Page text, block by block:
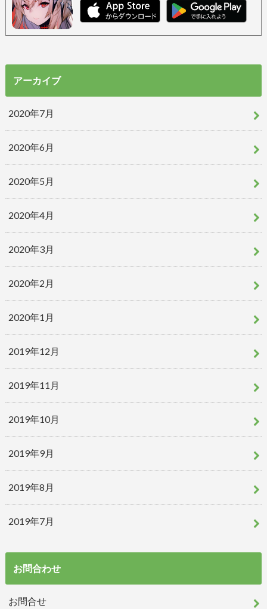
アーカイブ
2020年7月
2020年6月
2020年5月
2020年4月
2020年3月
2020年2月
2020年1月
2019年12月
2019年11月
2019年10月
2019年9月
2019年8月
2019年7月
お問合わせ
お問合せ